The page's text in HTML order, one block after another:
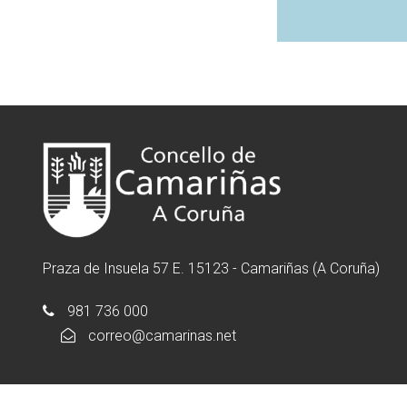
Praza de Insuela 57 E. 15123 - Camariñas (A Coruña)
981 736 000
correo@camarinas.net